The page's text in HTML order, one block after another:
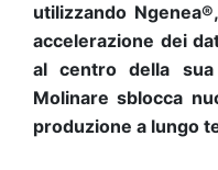
utilizzando
accelerazione dei
al centro della sua
Molinare sblocca
produzione a lungo